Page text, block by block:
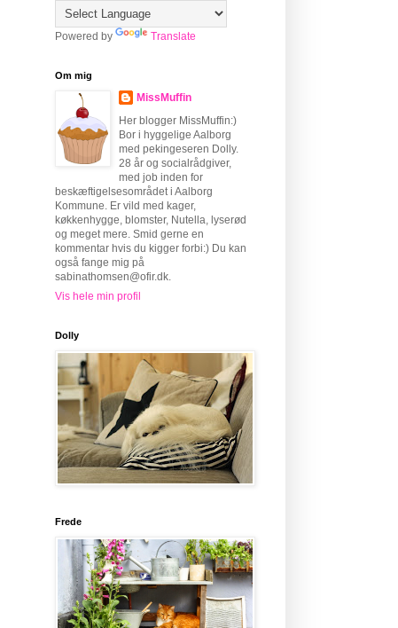
Powered by Translate
Om mig
MissMuffin
Her blogger MissMuffin:)
Bor i hyggelige Aalborg
med pekingeseren Dolly.
28 år og socialrådgiver,
med job inden for
beskæftigelsesområdet i Aalborg
Kommune. Er vild med kager,
køkkenhygge, blomster, Nutella, lyserød
og meget mere. Smid gerne en
kommentar hvis du kigger forbi:) Du kan
også fange mig på
sabinathomsen@ofir.dk.
Vis hele min profil
Dolly
Frede